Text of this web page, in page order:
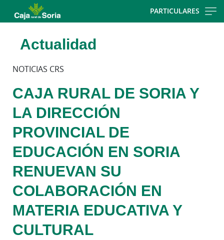
PARTICULARES
Actualidad
NOTICIAS CRS
CAJA RURAL DE SORIA Y
LA DIRECCIÓN
PROVINCIAL DE
EDUCACIÓN EN SORIA
RENUEVAN SU
COLABORACIÓN EN
MATERIA EDUCATIVA Y
CULTURAL